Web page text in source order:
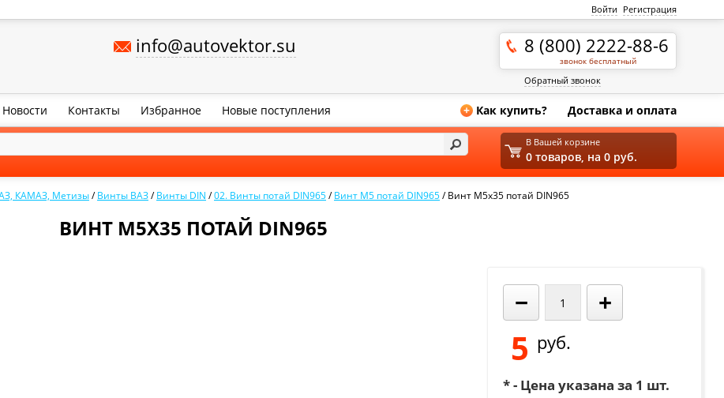
Войти Регистрация
info@autovektor.su 8 (800) 2222-88-6
звонок бесплатный
Обратный звонок
Новости Контакты Избранное Новые поступления + Как купить? Доставка и оплата
КАМАЗ, Метизы/Винты ВАЗ/Винты DIN /02. Винты потай DIN965/Винт М5 потай DIN965/Винт М5х35 потай DIN965
ВИНТ М5Х35 ПОТАЙ DIN965
− +
5 руб.
* - Цена указана за 1 шт.
В Вашей корзине
0 товаров, на 0 руб.